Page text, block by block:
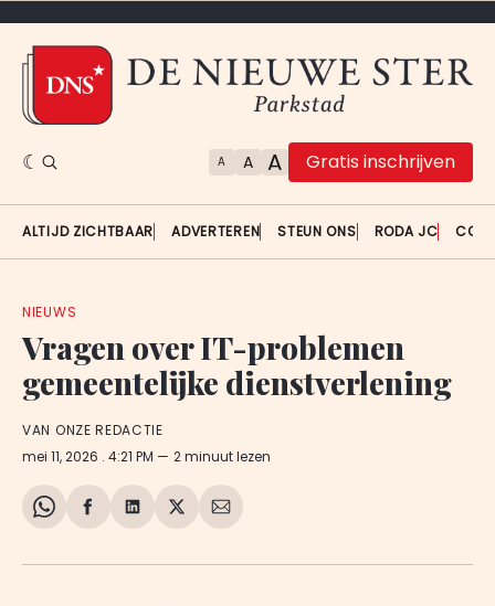
A A A Gratis inschrijven
ALTIJD ZICHTBAAR ADVERTEREN STEUN ONS RODA JC
NIEUWS
Vragen over IT-problemen
gemeentelijke dienstverlening
VAN ONZE REDACTIE
mei 11, 2026 . 4:21 PM 2 minuut lezen
Share
WhatsApp
Delen
Facebook
Delen
LinkedIn
Share
X
Deel
E-